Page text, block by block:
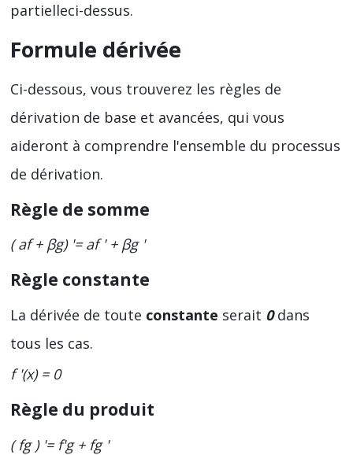
partielleci-dessus.
Formule dérivée
Ci-dessous, vous trouverez les règles de
dérivation de base et avancées, qui vous
aideront à comprendre l'ensemble du processus
de dérivation.
Règle de somme
( af + βg) '= af ' + βg '
Règle constante
La dérivée de toute constante serait 0dans
tous les cas.
f '(x) = 0
Règle du produit
( fg ) '= f'g + fg '